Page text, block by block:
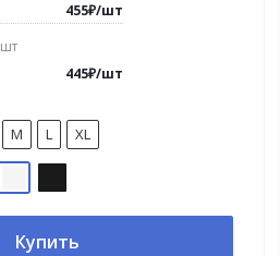
455₽/шт
шт
445₽/шт
M L XL
Купить